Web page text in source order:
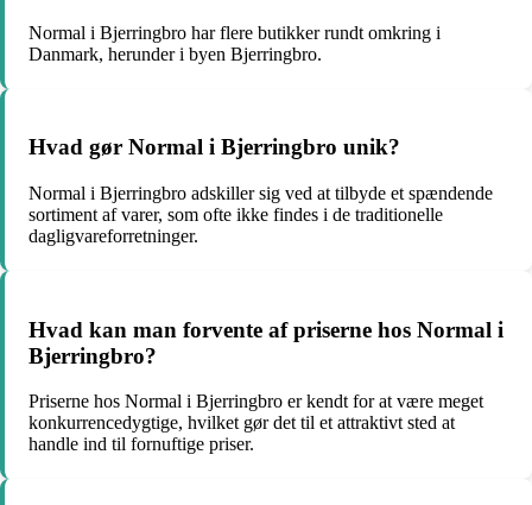
Normal i Bjerringbro har flere butikker rundt omkring i
Danmark, herunder i byen Bjerringbro.
Hvad gør Normal i Bjerringbro unik?
Normal i Bjerringbro adskiller sig ved at tilbyde et spændende
sortiment af varer, som ofte ikke findes i de traditionelle
dagligvareforretninger.
Hvad kan man forvente af priserne hos Normal i
Bjerringbro?
Priserne hos Normal i Bjerringbro er kendt for at være meget
konkurrencedygtige, hvilket gør det til et attraktivt sted at
handle ind til fornuftige priser.